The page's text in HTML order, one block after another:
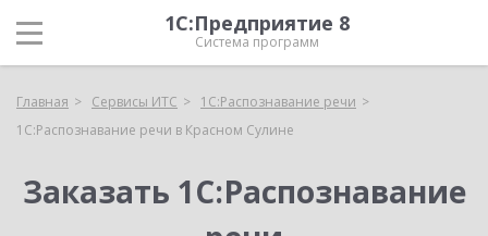
1С:Предприятие 8
Система программ
Главная Сервисы ИТС
1С:Распознавание речи
1С:Распознавание речи в Красном Сулине
Заказать 1С:Распознавание